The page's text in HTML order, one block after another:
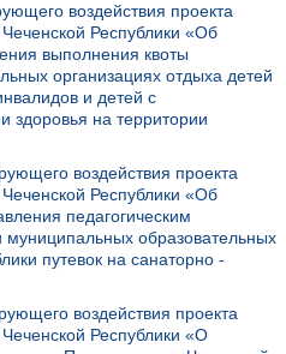
воздействия проекта
Республики «Об
выполнения квоты
организациях отдыха детей
и детей с
здоровья на территории
воздействия проекта
Республики «Об
педагогическим
муниципальных образовательных
путевок на санаторно -
воздействия проекта
Республики «О